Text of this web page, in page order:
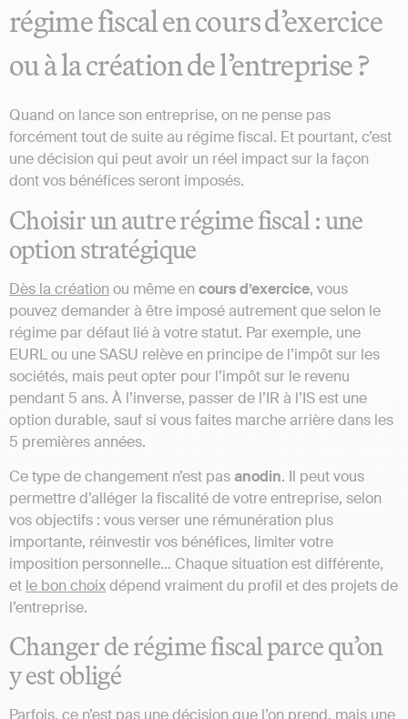
régime fiscal en cours d’exercice
ou à la création de l’entreprise ?
Quand on lance son entreprise, on ne pense pas
forcément tout de suite au régime fiscal. Et pourtant, c’est
une décision qui peut avoir un réel impact sur la façon
dont vos bénéfices seront imposés.
Choisir un autre régime fiscal : une
option stratégique
Dès la création ou même en coursd’exercice, vous
pouvez demander à être imposé autrement que selon le
régime par défaut lié à votre statut. Par exemple, une
EURL ou une SASU relève en principe de l’impôt sur les
sociétés, mais peut opter pour l’impôt sur le revenu
pendant 5 ans. À l’inverse, passer de l’IR à l’IS est une
option durable, sauf si vous faites marche arrière dans les
5 premières années.
Ce type de changement n’est pasanodin. Il peut vous
permettre d’alléger la fiscalité de votre entreprise, selon
vos objectifs : vous verser une rémunération plus
importante, réinvestir vos bénéfices, limiter votre
imposition personnelle… Chaque situation est différente,
et le bon choixdépend vraiment du profil et des projets de
l’entreprise.
Changer de régime fiscal parce qu’on
y est obligé